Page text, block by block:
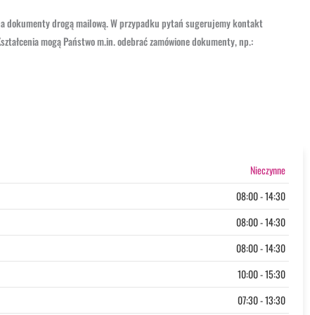
dokumenty drogą mailową. W przypadku pytań sugerujemy kontakt
mogą Państwo m.in. odebrać zamówione dokumenty, np.:
Nieczynne
08:00 - 14:30
08:00 - 14:30
08:00 - 14:30
10:00 - 15:30
07:30 - 13:30